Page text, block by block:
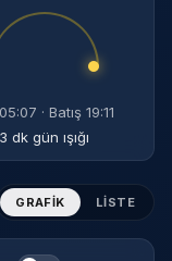
· Batış 19:11
dk gün ışığı
GRAFIK LISTE